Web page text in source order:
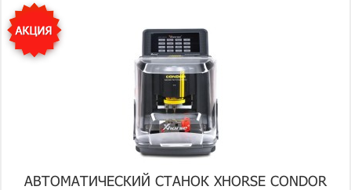
АВТОМАТИЧЕСКИЙ СТАНОК XHORSE CONDOR